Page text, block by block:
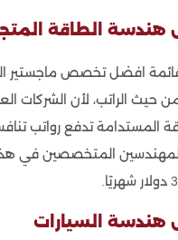
الطاقة
افضل تخصص ماجستير
من حيث الراتب، لأن الشركات
المستدامة تدفع رواتب
المتخصصين في هذا
السيارات